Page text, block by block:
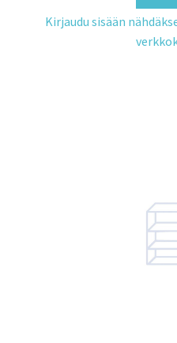
Kirjaudu sisään